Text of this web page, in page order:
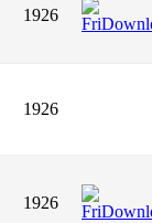
1926
1926
1926